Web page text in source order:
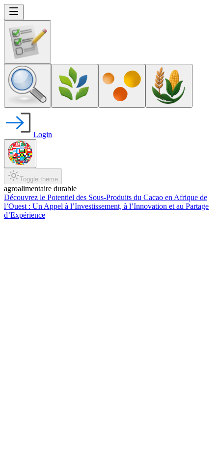
Login
Toggle theme
agroalimentaire durable
Découvrez le Potentiel des Sous-Produits du Cacao en Afrique de
l’Ouest : Un Appel à l’Investissement, à l’Innovation et au Partage
d’Expérience